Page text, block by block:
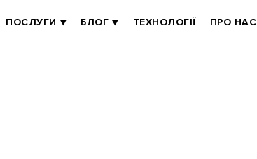
ПОСЛУГИ БЛОГ ТЕХНОЛОГІЇ ПРО НАС